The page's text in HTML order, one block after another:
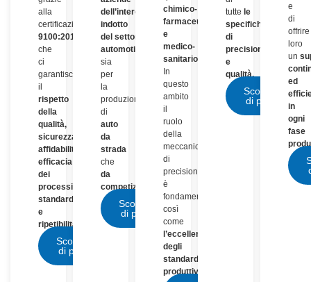
alla
certificazione
EN
9100:2018
che
ci
garantisce
il
rispetto
della
qualità,
sicurezza,
affidabilità,
efficacia
dei
processi,
standardizzazione
e
ripetibilità
Scopri
di più
dell’intero
indotto
del settore
automotive
sia
per
la
produzione
di
auto
da
strada
che
da
competizione.
Scopri
di più
chimico-
farmaceutico
e
medico-
sanitario.
In
questo
ambito
il
ruolo
della
meccanica
di
precisione
è
fondamentale,
così
come
l’eccellenza
degli
standard
produttivi.
tutte le
specifiche
di
precisione
e
qualità.
Scopri
di più
e
di
offrire
loro
un
ed
in
ogni
fase